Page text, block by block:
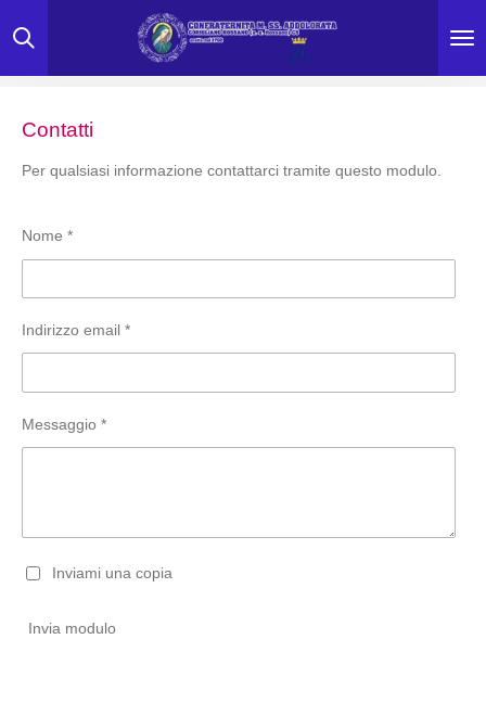
al
Contatti
Per qualsiasi informazione contattarci tramite questo modulo.
Nome *
Indirizzo email *
Messaggio *
Inviami una copia
Invia modulo